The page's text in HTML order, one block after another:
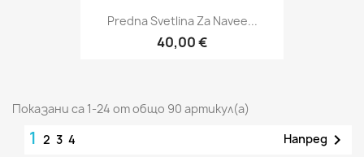
Predna Svetlina Za Navee...
40,00 €
Показани са 1-24 от общо 90 артикул(а)
1 2 3 4 Напред 